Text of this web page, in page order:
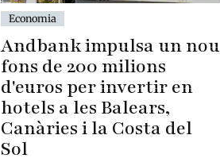
Economia
Andbank impulsa un nou
fons de 200 milions
d'euros per invertir en
hotels a les Balears,
Canàries i la Costa del
Sol